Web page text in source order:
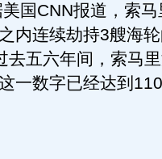
国CNN报道，索
内连续劫持3艘海
去五六年间，索马
一数字已经达到